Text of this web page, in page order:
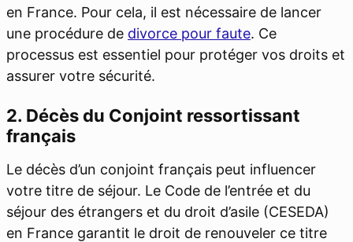
en France. Pour cela, il est nécessaire de lancer
une procédure de divorce pour faute. Ce
processus est essentiel pour protéger vos droits et
assurer votre sécurité.
2. Décès du Conjoint ressortissant
français
Le décès d’un conjoint français peut influencer
votre titre de séjour. Le Code de l’entrée et du
séjour des étrangers et du droit d’asile (CESEDA)
en France garantit le droit de renouveler ce titre